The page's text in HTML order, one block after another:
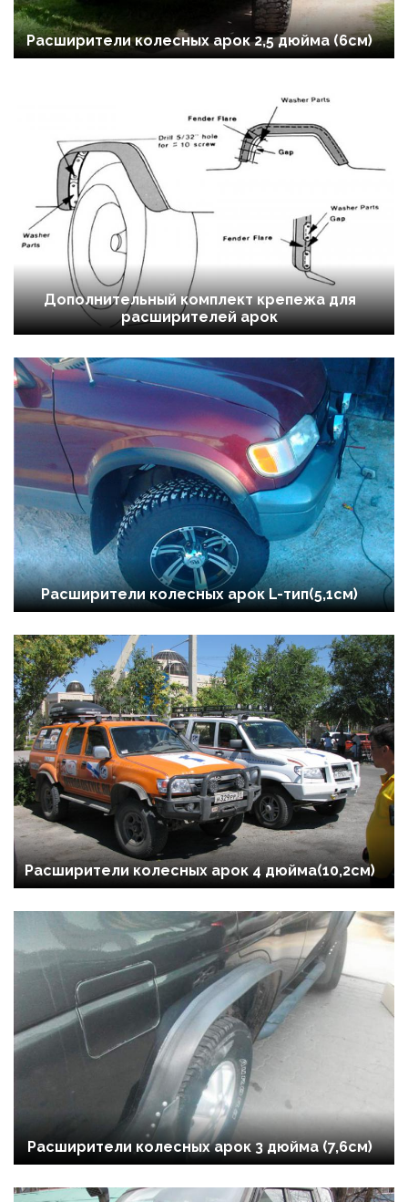
Расширители колесных арок 2,5 дюйма (6см)
Дополнительный комплект крепежа для
расширителей арок
Расширители колесных арок L-тип(5,1см)
Расширители колесных арок 4 дюйма(10,2см)
Расширители колесных арок 3 дюйма (7,6см)